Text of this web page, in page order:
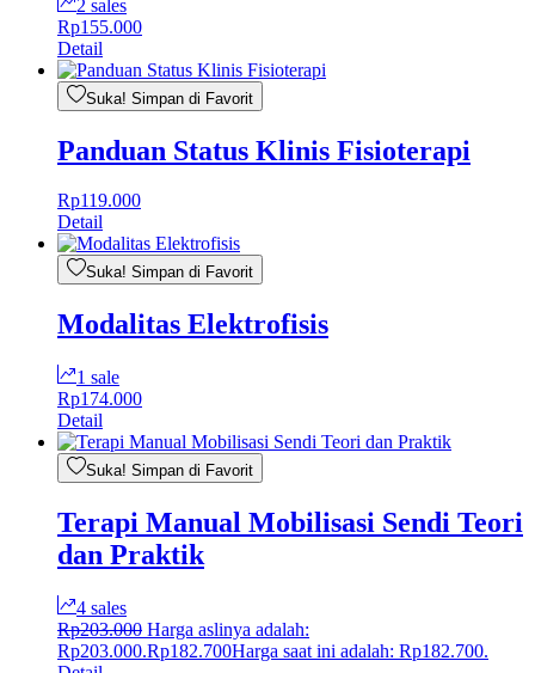
2 sales
Rp155.000
Detail
Suka! Simpan di Favorit
Panduan Status Klinis Fisioterapi
Rp119.000
Detail
Suka! Simpan di Favorit
Modalitas Elektrofisis
1 sale
Rp174.000
Detail
Suka! Simpan di Favorit
Terapi Manual Mobilisasi Sendi Teori
dan Praktik
4 sales
Rp203.000 Harga aslinya adalah:
Rp203.000.Rp182.700Harga saat ini adalah: Rp182.700.